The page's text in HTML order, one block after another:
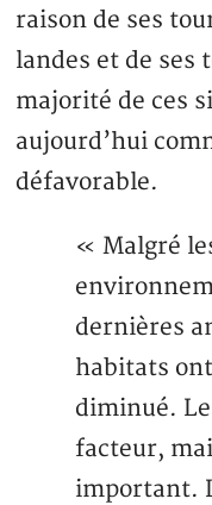
raison de ses
landes et de ses
majorité de ces
aujourd’hui
défavorable.
« Malgré
dernières
habitats
diminué.
facteur,
important.